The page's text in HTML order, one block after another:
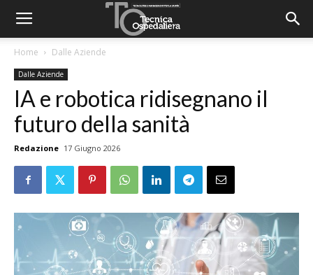
Home Dalle Aziende
Dalle Aziende
IA e robotica ridisegnano il
futuro della sanità
Redazione 17 Giugno 2026